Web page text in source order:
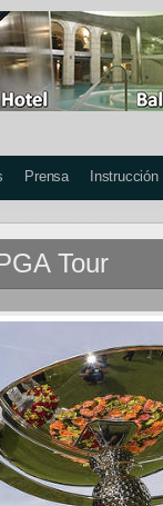
Prensa Instrucción
Tour